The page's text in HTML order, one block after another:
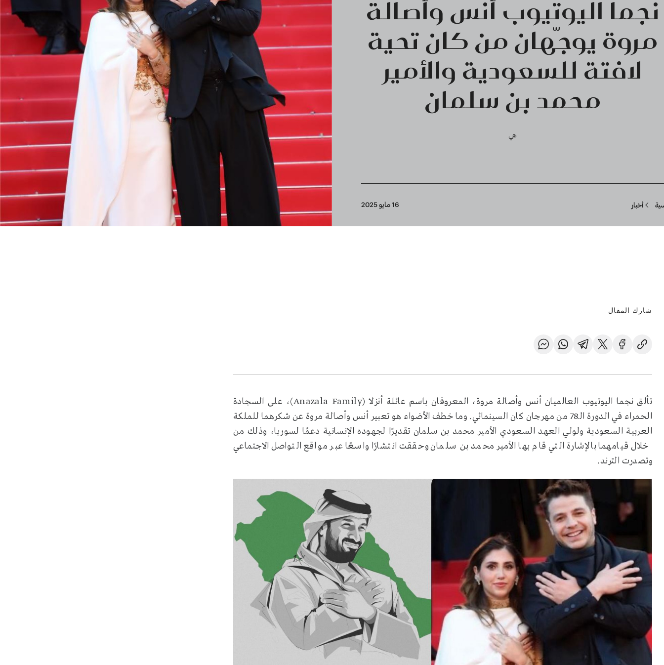
نجما اليوتيوب أنس وأصالة
مروة يوجّهان من كان تحية
لافتة للسعودية والأمير
محمد بن سلمان
هي
أخبار 16 مايو 2025
شارك المقال
تألق نجما اليوتيوب العالميان أنس وأصالة مروة، المعروفان باسم عائلة أنزلا (Anazala Family)، على السجادة
الحمراء في الدورة الـ78 من مهرجان كان السينمائي. وما خطف الأضواء هو تعبير أنس وأصالة مروة عن شكرهما للملكة
العربية السعودية ولولي العهد السعودي الأمير محمد بن سلمان تقديرًا لجهوده الإنسانية دعمًا لسوريا، وذلك من
خلال قيامهما بالإشارة التي قام بها الأمير محمد بن سلمان وحققت انتشارًا واسعًا عبر مواقع التواصل الاجتماعي
وتصدرت الترند.